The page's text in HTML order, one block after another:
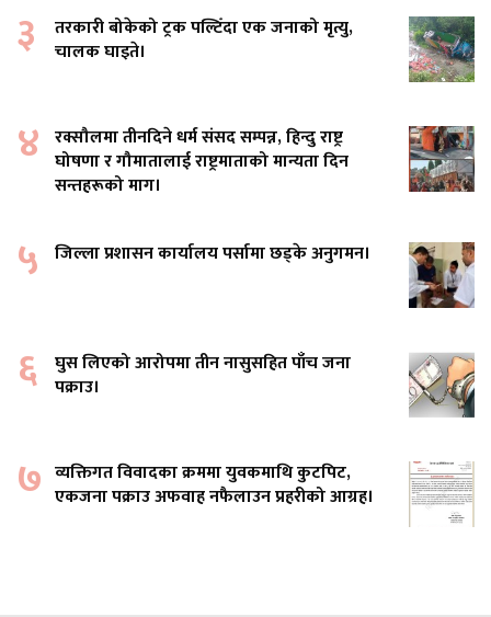
३
तरकारी बोकेको ट्रक पल्टिँदा एक जनाको मृत्यु,
चालक घाइते।
४ रक्सौलमा तीनदिने धर्म संसद सम्पन्न, हिन्दु राष्ट्र
घोषणा र गौमातालाई राष्ट्रमाताको मान्यता दिन
सन्तहरूको माग।
५ जिल्ला प्रशासन कार्यालय पर्सामा छड्के अनुगमन।
६ घुस लिएको आरोपमा तीन नासुसहित पाँच जना
पक्राउ।
७ व्यक्तिगत विवादका क्रममा युवकमाथि कुटपिट,
एकजना पक्राउ अफवाह नफैलाउन प्रहरीको आग्रह।